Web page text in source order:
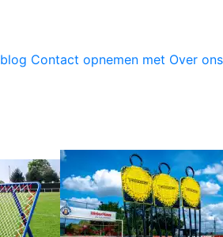
blog Contact opnemen met Over ons